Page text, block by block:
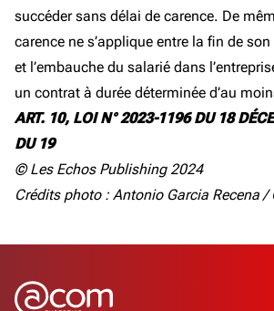
succéder sans délai de carence. De
carence ne s’applique entre la fin de
et l’embauche du salarié dans
un contrat à durée déterminée d’au
ART. 10, LOI N° 2023-1196 DU 18
DU 19
© Les Echos Publishing 2024
Crédits photo : Antonio Garcia Recena /